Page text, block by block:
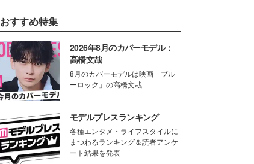
おすすめ特集
2026年8月のカバーモデル：
高橋文哉
8月のカバーモデルは映画「ブル
ーロック」の高橋文哉
モデルプレスランキング
各種エンタメ・ライフスタイルに
まつわるランキング＆読者アンケ
ート結果を発表